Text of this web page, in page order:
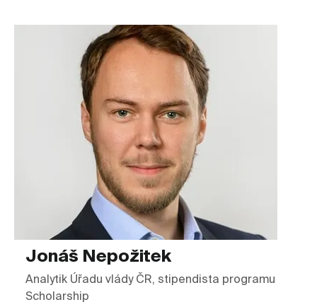
Jonáš Nepožitek
Analytik Úřadu vlády ČR, stipendista programu
Scholarship